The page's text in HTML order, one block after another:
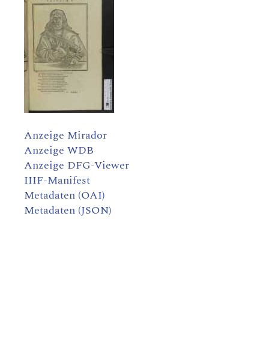
Anzeige Mirador
Anzeige WDB
Anzeige DFG-Viewer
IIIF-Manifest
Metadaten (OAI)
Metadaten (JSON)